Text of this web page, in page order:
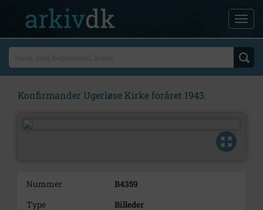
Konfirmander Ugerløse Kirke foråret 1943.
Nummer
B4359
Type
Billeder